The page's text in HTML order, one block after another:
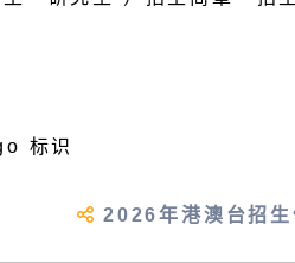
2026年港澳台招生